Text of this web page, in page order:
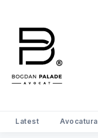
Latest Avocatura